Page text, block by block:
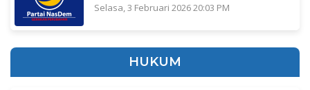
Selasa, 3 Februari 2026 20:03 PM
HUKUM